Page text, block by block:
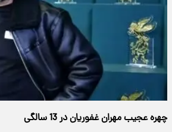
چهره عجیب مهران غفوریان در 13 سالگی